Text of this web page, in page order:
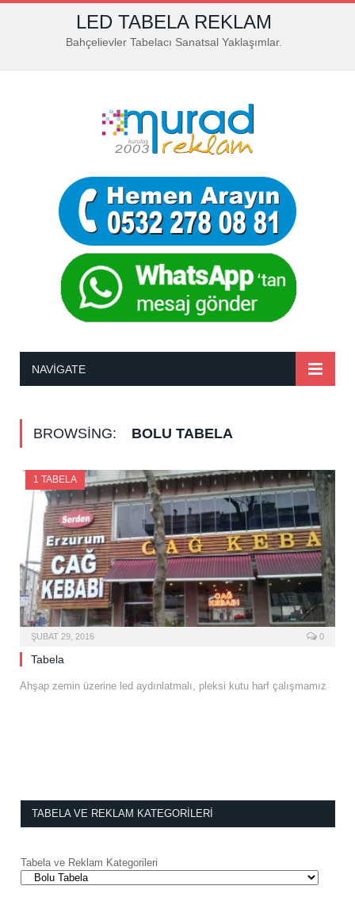
LED TABELA REKLAM
Bahçelievler Tabelacı Sanatsal Yaklaşımlar.
NAVIGATE
BROWSING: BOLU TABELA
1 TABELA
ŞUBAT 29, 2016 0
Tabela
Ahşap zemin üzerine led aydınlatmalı, pleksi kutu harf çalışmamız
TABELA VE REKLAM KATEGORILERI
Tabela ve Reklam Kategorileri